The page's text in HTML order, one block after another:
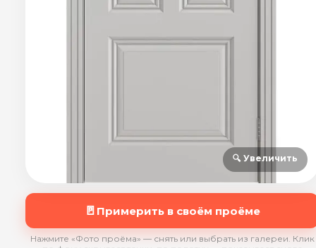
🔍 Увеличить
🚪 Примерить в своём проёме
Нажмите «Фото проёма» — снять или выбрать из галереи. Клик